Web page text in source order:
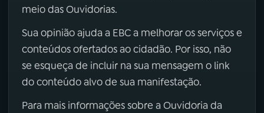
meio das Ouvidorias.
Sua opinião ajuda a EBC a melhorar os serviços e
conteúdos ofertados ao cidadão. Por isso, não
se esqueça de incluir na sua mensagem o link
do conteúdo alvo de sua manifestação.
Para mais informações sobre a Ouvidoria da